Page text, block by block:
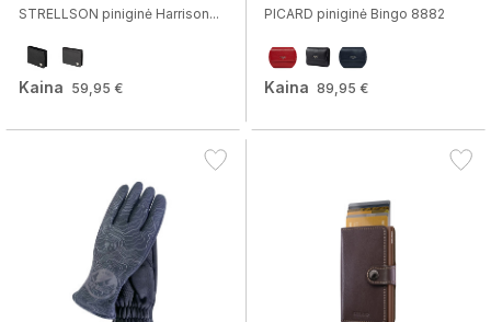
STRELLSON piniginė Harrison...
Kaina 59,95 €
PICARD piniginė Bingo 8882
Kaina 89,95 €